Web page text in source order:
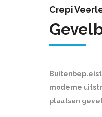
Crepi
moderne
plaatsen